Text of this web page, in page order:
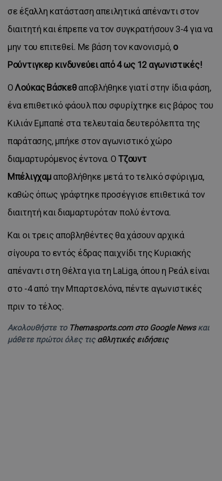
σε έξαλλη κατάσταση απειλητικά απέναντι στον
διαιτητή και έπρεπε να τον συγκρατήσουν 3-4 για να
μην του επιτεθεί. Με βάση τον κανονισμό, ο
Ρούντιγκερ κινδυνεύει από 4 ως 12 αγωνιστικές!
ΟΛούκας Βάσκεθαποβλήθηκε γιατί στην ίδια φάση,
ένα επιθετικό φάουλ που σφυρίχτηκε εις βάρος του
Κιλιάν Εμπαπέ στα τελευταία δευτερόλεπτα της
παράτασης, μπήκε στον αγωνιστικό χώρο
διαμαρτυρόμενος έντονα. Ο Τζουντ
Μπέλιγχαμαποβλήθηκε μετά το τελικό σφύριγμα,
καθώς όπως γράφτηκε προσέγγισε επιθετικά τον
διαιτητή και διαμαρτυρόταν πολύ έντονα.
Και οι τρεις αποβληθέντες θα χάσουν αρχικά
σίγουρα το εντός έδρας παιχνίδι της Κυριακής
απέναντι στη Θέλτα για τη LaLiga, όπου η Ρεάλ είναι
στο -4 από την Μπαρτσελόνα, πέντε αγωνιστικές
πριν το τέλος.
Ακολουθήστε το Themasports.com στο Google Newsκαι
μάθετε πρώτοι όλες τις αθλητικές ειδήσεις